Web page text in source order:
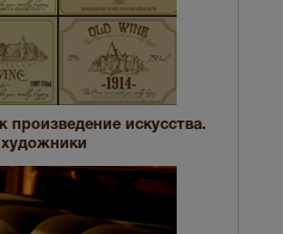
произведение искусства.
художники